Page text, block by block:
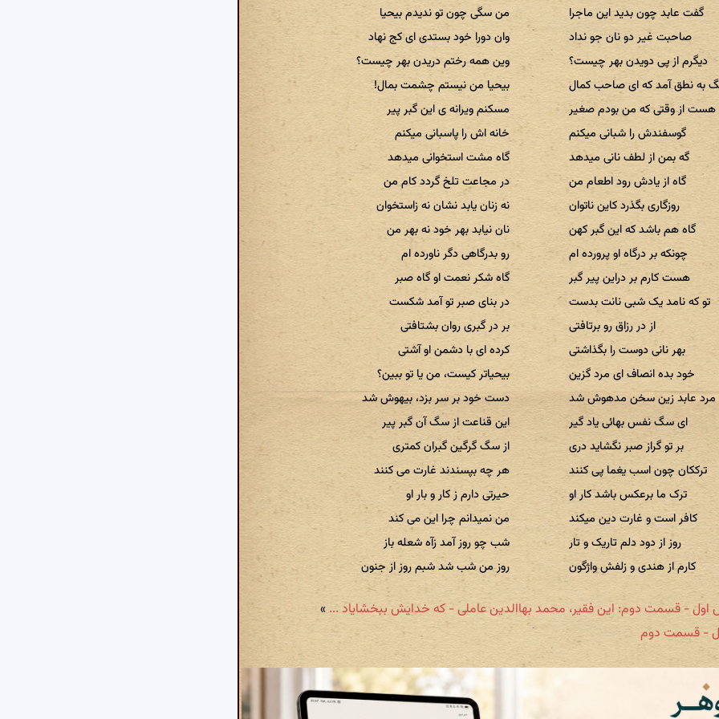
گفت عابد چون بدید این ماجرا
من سگی چون تو ندیدم بیحیا
صاحبت غیر دو نان جو نداد
وان دورا خود بستدی ای کج نهاد
دیگرم از پی دویدن بهر چیست؟
وین همه رختم دریدن بهر چیست؟
به نطق آمد که ای صاحب کمال
بیحیا من نیستم چشمت بمال!
هست از وقتی که من بودم صغیر
مسکنم ویرانه ی این گبر پیر
گوسفندش را شبانی میکنم
خانه اش را پاسبانی میکنم
گه بمن از لطف نانی میدهد
گاه مشت استخوانی میدهد
گاه از یادش رود اطعام من
در مجاعت تلخ گردد کام من
روزگاری بگذرد کاین ناتوان
نه زنان یابد نشان نه زاستخوان
گاه هم باشد که این گبر کهن
نان نیابد بهر خود نه بهر من
چونکه بر درگاه او پرورده ام
رو بدرگاهی دگر ناورده ام
هست کارم بر دراین پیر گبر
گاه شکر نعمت او گاه صبر
تو که نامد یک شبی نانت بدست
در بنای صبر تو آمد شکست
از در رزاق رو برتافتی
بر در گبری روان بشتافتی
بهر نانی دوست را بگذاشتی
کرده ای با دشمن او آشتی
خود بده انصاف ای مرد گزین
بیحیاتر کیست، من یا تو ببین؟
مرد عابد زین سخن مدهوش شد
دست خود بر سر بزد، بیهوش شد
ای سگ نفس بهائی یاد گیر
این قناعت از سگ آن گبر پیر
بر تو گراز صبر نگشاید دری
از سگ گرگین گبران کمتری
ترککان چون اسب یغما پی کنند
هر چه بپسندند غارت می کنند
ترک ما برعکس باشد کار او
حیرتی دارم ز کار و بار او
کافر است و غارت دین میکند
من نمیدانم چرا این می کند
روز از دود دلم تاریک و تار
شب چو روز آمد زآه شعله باز
کارم از هندی و زلفش واژگون
روز من شب شد شبم روز از جنون
- قسمت دوم: این فقیر، محمد بهاالدین عاملی - که خدایش ببخشایاد ... »
- قسمت دوم